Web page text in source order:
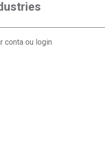
conta ou login